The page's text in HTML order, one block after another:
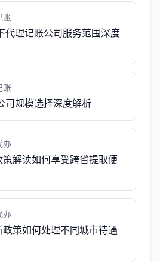
账
代理记账公司服务范围深度
账
司规模选择深度解析
办
解读如何享受跨省提取便
办
策如何处理不同城市待遇